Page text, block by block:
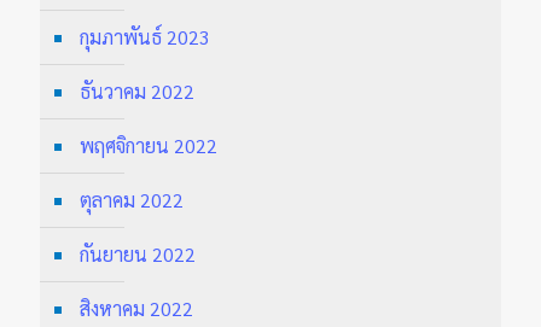
กุมภาพันธ์ 2023
ธันวาคม 2022
พฤศจิกายน 2022
ตุลาคม 2022
กันยายน 2022
สิงหาคม 2022